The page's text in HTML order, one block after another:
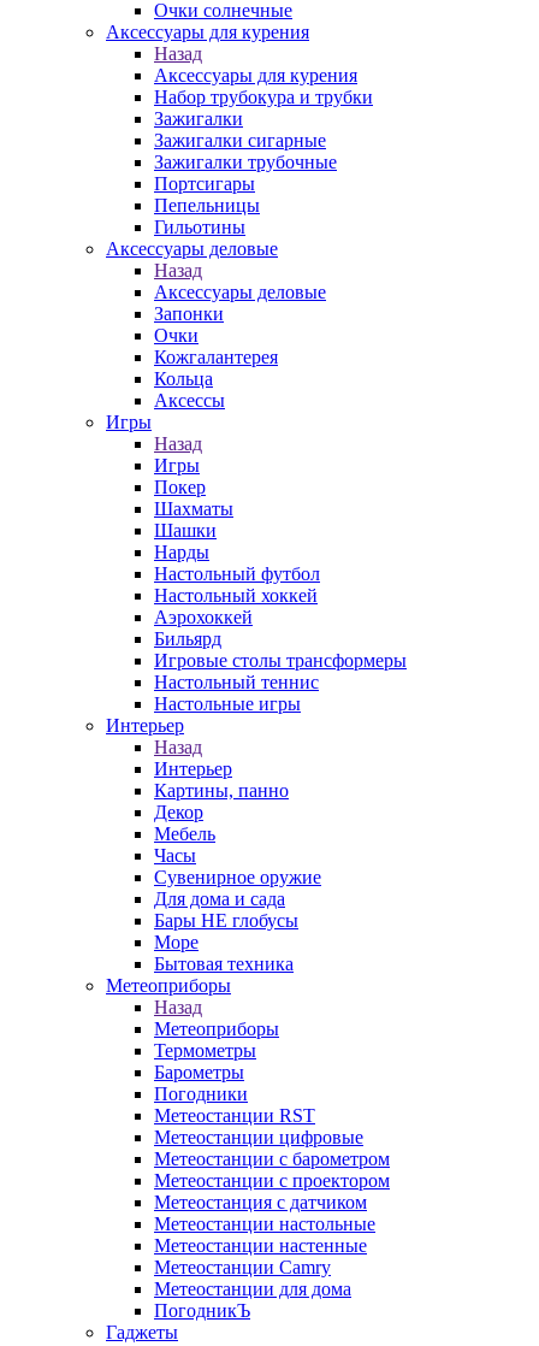
Очки солнечные
Аксессуары для курения
Назад
Аксессуары для курения
Набор трубокура и трубки
Зажигалки
Зажигалки сигарные
Зажигалки трубочные
Портсигары
Пепельницы
Гильотины
Аксессуары деловые
Назад
Аксессуары деловые
Запонки
Очки
Кожгалантерея
Кольца
Аксессы
Игры
Назад
Игры
Покер
Шахматы
Шашки
Нарды
Настольный футбол
Настольный хоккей
Аэрохоккей
Бильярд
Игровые столы трансформеры
Настольный теннис
Настольные игры
Интерьер
Назад
Интерьер
Картины, панно
Декор
Мебель
Часы
Сувенирное оружие
Для дома и сада
Бары НЕ глобусы
Море
Бытовая техника
Метеоприборы
Назад
Метеоприборы
Термометры
Барометры
Погодники
Метеостанции RST
Метеостанции цифровые
Метеостанции с барометром
Метеостанции с проектором
Метеостанция с датчиком
Метеостанции настольные
Метеостанции настенные
Метеостанции Camry
Метеостанции для дома
ПогодникЪ
Гаджеты